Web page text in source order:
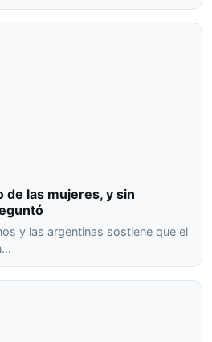
de las mujeres, y sin
y las argentinas sostiene que el